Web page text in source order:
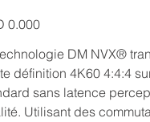
0.000
DM NVX®
définition 4K60 4:4:4
sans latence
Utilisant des